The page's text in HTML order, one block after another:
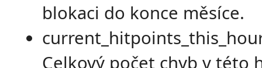
blokaci do konce měsíce.
Celkový počet chyb v této